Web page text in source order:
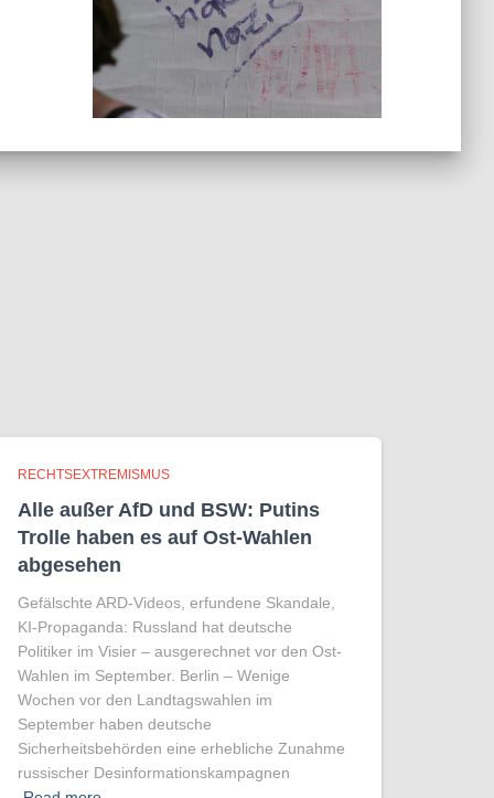
RECHTSEXTREMISMUS
Alle außer AfD und BSW: Putins
Trolle haben es auf Ost-Wahlen
abgesehen
Gefälschte ARD-Videos, erfundene Skandale,
KI-Propaganda: Russland hat deutsche
Politiker im Visier – ausgerechnet vor den Ost-
Wahlen im September. Berlin – Wenige
Wochen vor den Landtagswahlen im
September haben deutsche
Sicherheitsbehörden eine erhebliche Zunahme
russischer Desinformationskampagnen